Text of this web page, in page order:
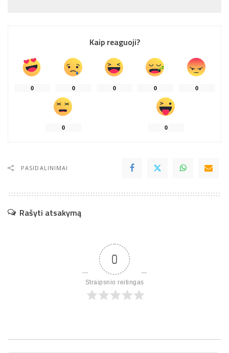
Kaip reaguoji?
0 0 0 0 0
0 0
PASIDALINIMAI
Rašyti atsakymą
0
Straipsnio reitingas